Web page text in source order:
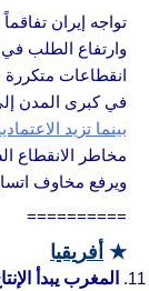
تواجه إيران
وارتفاع الطلب
انقطاعات متكررة
في كبرى المدن
بينما تزيد
مخاطر الانقطاع
ويرفع مخاوف
==========
★ أفريقيا
المغرب يبدأ